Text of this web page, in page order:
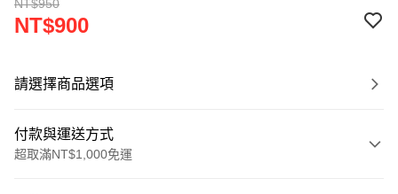
NT$950
NT$900
請選擇商品選項
付款與運送方式
超取滿NT$1,000免運